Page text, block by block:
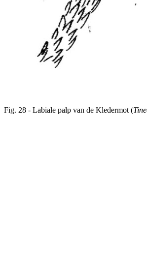
Fig. 28 - Labiale palp van de Kledermot (